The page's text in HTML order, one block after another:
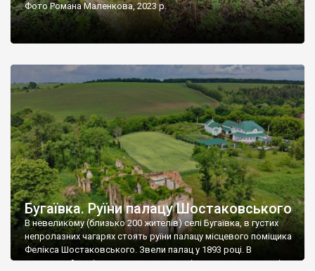
Фото Романа Маленкова, 2023 р.
Бугаївка. Руїни палацу Шостаковського
В невеликому (близько 200 жителів) селі Бугаївка, в густих
непролазних чагарях стоять руїни палацу місцевого поміщика
Фелікса Шостаковського. Звели палац у 1893 році. В
радянський період у ньому спочатку містилася школа, потім